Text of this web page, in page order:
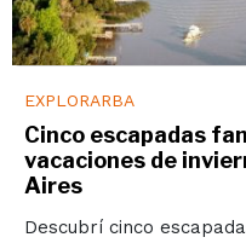
EXPLORARBA
Cinco escapadas
vacaciones de
Aires
Descubrí cinco